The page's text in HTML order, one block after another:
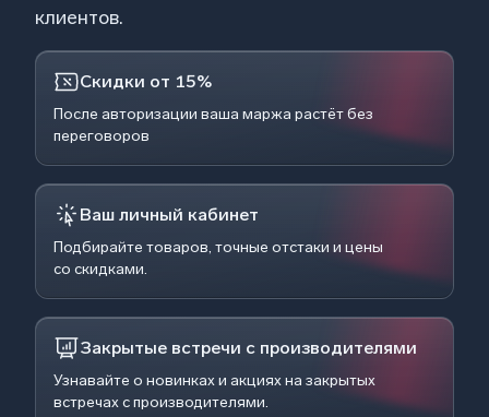
клиентов.
Скидки от 15%
После авторизации ваша маржа растёт без
переговоров
Ваш личный кабинет
Подбирайте товаров, точные отстаки и цены
со скидками.
Закрытые встречи с производителями
Узнавайте о новинках и акциях на закрытых
встречах с производителями.